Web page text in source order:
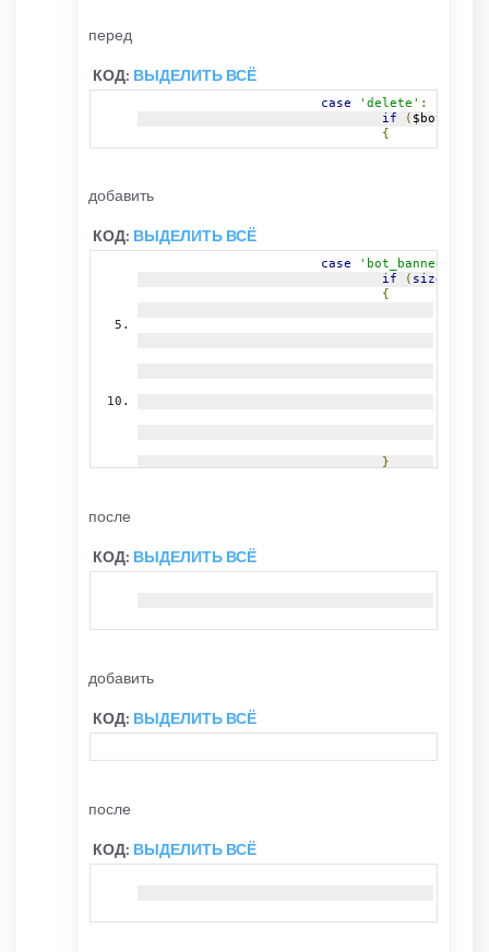
перед
КОД: ВЫДЕЛИТЬ ВСЁ
case 'delete' :
if
( $bot_id
{
добавить
КОД: ВЫДЕЛИТЬ ВСЁ
case 'bot_banned'
if
( sizeof
{
}
после
КОД: ВЫДЕЛИТЬ ВСЁ
добавить
КОД: ВЫДЕЛИТЬ ВСЁ
после
КОД: ВЫДЕЛИТЬ ВСЁ